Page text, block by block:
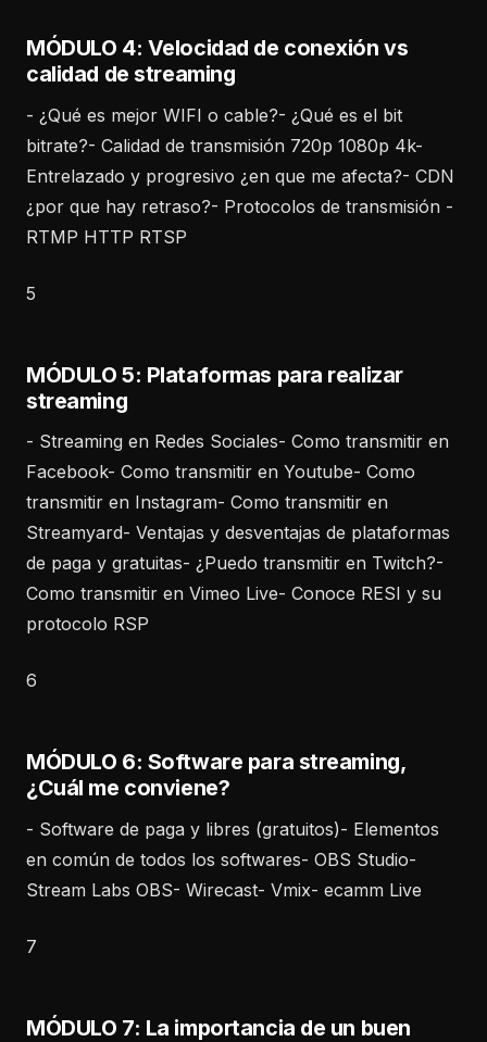
MÓDULO 4: Velocidad de conexión vs
calidad de streaming
- ¿Qué es mejor WIFI o cable?- ¿Qué es el bit
bitrate?- Calidad de transmisión 720p 1080p 4k-
Entrelazado y progresivo ¿en que me afecta?- CDN
¿por que hay retraso?- Protocolos de transmisión -
RTMP HTTP RTSP
5
MÓDULO 5: Plataformas para realizar
streaming
- Streaming en Redes Sociales- Como transmitir en
Facebook- Como transmitir en Youtube- Como
transmitir en Instagram- Como transmitir en
Streamyard- Ventajas y desventajas de plataformas
de paga y gratuitas- ¿Puedo transmitir en Twitch?-
Como transmitir en Vimeo Live- Conoce RESI y su
protocolo RSP
6
MÓDULO 6: Software para streaming,
¿Cuál me conviene?
- Software de paga y libres (gratuitos)- Elementos
en común de todos los softwares- OBS Studio-
Stream Labs OBS- Wirecast- Vmix- ecamm Live
7
MÓDULO 7: La importancia de un buen